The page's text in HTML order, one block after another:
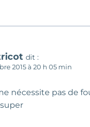
dit :
2015 à 20 h 05 min
nécessite pas de